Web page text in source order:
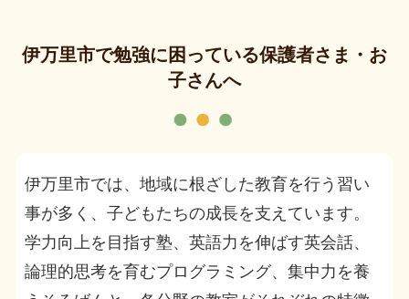
伊万里市で勉強に困っている保護者さま・お
子さんへ
伊万里市では、地域に根ざした教育を行う習い
事が多く、子どもたちの成長を支えています。
学力向上を目指す塾、英語力を伸ばす英会話、
論理的思考を育むプログラミング、集中力を養